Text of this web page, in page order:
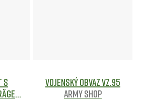
s
Vojenský obvaz vz.95
Army shop